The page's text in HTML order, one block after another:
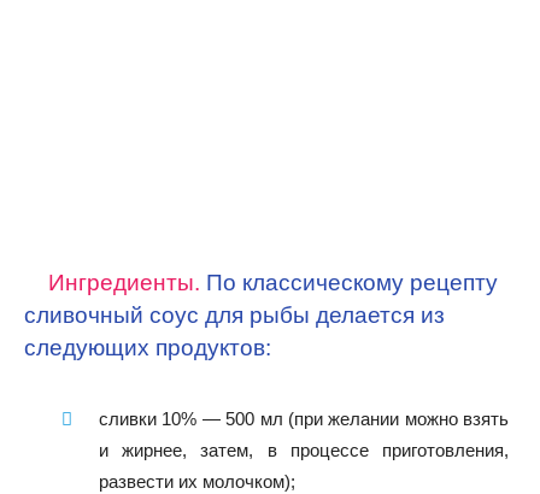
Ингредиенты. По классическому рецепту
сливочный соус для рыбы делается из
следующих продуктов:
сливки 10% — 500 мл (при желании можно взять
и жирнее, затем, в процессе приготовления,
развести их молочком);